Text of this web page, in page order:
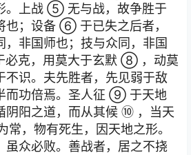
。上战 ⑤ 无与战，故争胜于
也；设备 ⑥ 于已失之后者，
，非国师也；技与众同，非国
克，用莫大于玄默 ⑧ ，动莫
不识。夫先胜者，先见弱于敌
而功倍焉。圣人征 ⑨ 于天地
阴阳之道，而从其候 ⑩ ，当天
常，物有死生，因天地之形。
虽众必败。善战者，居之不挠